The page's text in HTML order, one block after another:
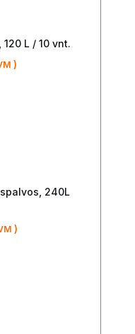
120 L / 10 vnt.
)
240L
)